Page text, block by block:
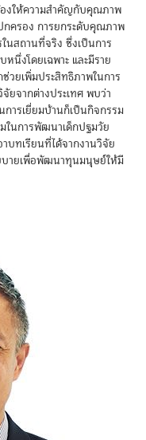
งให้ความสำคัญกับคุณภาพ
กครอง การยกระดับคุณภาพ
นสถานที่จริง ซึ่งเป็นการ
นึ่งโดยเฉพาะ และมีราย
วยเพิ่มประสิทธิภาพในการ
ยจากต่างประเทศ พบว่า
ารเยี่ยมบ้านก็เป็นกิจกรรม
นการพัฒนาเด็กปฐมวัย
บทเรียนที่ได้จากงานวิจัย
บายเพื่อพัฒนาทุนมนุษย์ให้มี